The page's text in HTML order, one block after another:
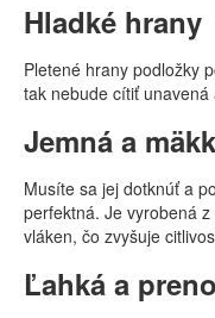
Hladké hrany
Pletené hrany podložky
tak nebude cítiť
Jemná a
Musíte sa jej dotknúť a
perfektná. Je vyrobená
vláken, čo zvyšuje
Ľahká a